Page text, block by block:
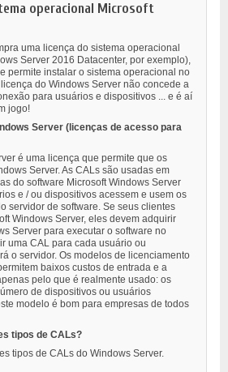
operacional Microsoft
uma licença do sistema operacional
Server 2016 Datacenter, por exemplo),
permite instalar o sistema operacional no
do Windows Server não concede a
para usuários e dispositivos ... e é aí
jogo!
Server (licenças de acesso para
é uma licença que permite que os
Server. As CALs são usadas em
do software Microsoft Windows Server
e / ou dispositivos acessem e usem os
servidor de software. Se seus clientes
Windows Server, eles devem adquirir
Server para executar o software no
uma CAL para cada usuário ou
o servidor. Os modelos de licenciamento
baixos custos de entrada e a
pelo que é realmente usado: os
de dispositivos ou usuários
modelo é bom para empresas de todos
tipos de CALs?
tipos de CALs do Windows Server.